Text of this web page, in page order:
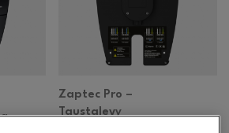
Zaptec Pro –
Taustalevy